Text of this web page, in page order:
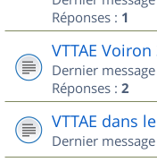
Réponses : 1
VTTAE Voiron
Dernier
Réponses : 2
VTTAE dans
Dernier